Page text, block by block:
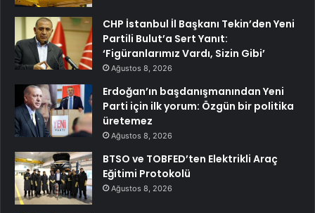
CHP İstanbul İl Başkanı Tekin’den Yeni
Partili Bulut’a Sert Yanıt:
‘Figüranlarımız Vardı, Sizin Gibi’
Ağustos 8, 2026
Erdoğan’ın başdanışmanından Yeni
Parti için ilk yorum: Özgün bir politika
üretemez
Ağustos 8, 2026
BTSO ve TOBFED’ten Elektrikli Araç
Eğitimi Protokolü
Ağustos 8, 2026